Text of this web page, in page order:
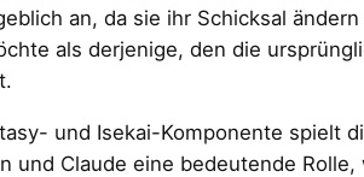
an, da sie ihr Schicksal
als derjenige, den die
und Isekai-Komponente spielt
und Claude eine bedeutende